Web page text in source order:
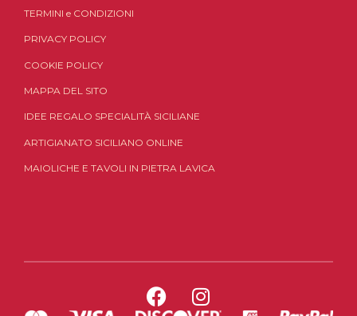
TERMINI e CONDIZIONI
PRIVACY POLICY
COOKIE POLICY
MAPPA DEL SITO
IDEE REGALO SPECIALITÀ SICILIANE
ARTIGIANATO SICILIANO ONLINE
MAIOLICHE E TAVOLI IN PIETRA LAVICA